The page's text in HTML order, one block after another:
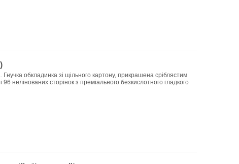
обкладинка зі щільного картону, прикрашена сріблястим
нелінованих сторінок з преміального безкислотного гладкого